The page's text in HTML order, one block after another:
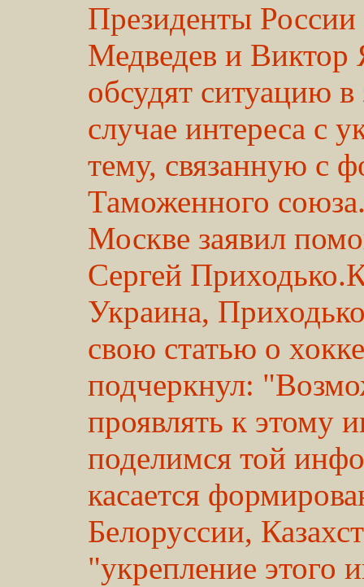
Президенты
Медведев и Виктор
обсудят ситуацию
случае интереса с
тему, связанную с
Таможенного
Москве заявил
Сергей
Украина,
свою статью о
подчеркнул:
проявлять к этому
поделимся той
касается
Белоруссии,
"укрепление этого